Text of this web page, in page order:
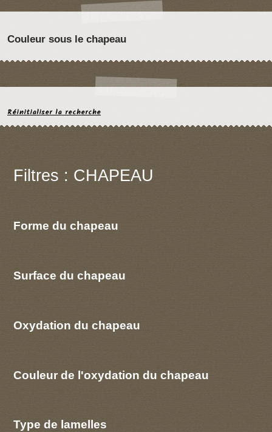
Couleur sous le chapeau
Réinitialiser la recherche
Filtres : CHAPEAU
Forme du chapeau
Surface du chapeau
Oxydation du chapeau
Couleur de l'oxydation du chapeau
Type de lamelles